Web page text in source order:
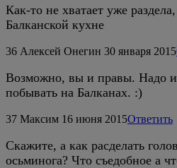
Как-то не хватает уже
Балканской кухне
36 Алексей Онегин 30 января 2015
Возможно, вы и правы. Надо и
побывать на Балканах. :)
37 Максим 16 июня 2015Ответить
Скажите, а как расделать
осьминога? Что съедобное а